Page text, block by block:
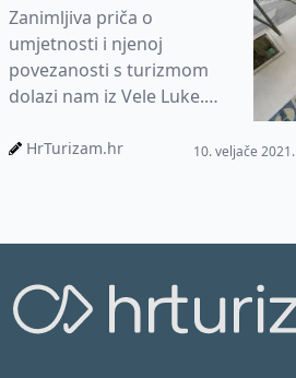
Zanimljiva priča o
umjetnosti i njenoj
povezanosti s turizmom
dolazi nam iz Vele Luke.
Luka Mozaika. Prije
HrTurizam.hr 10. veljače 2021.